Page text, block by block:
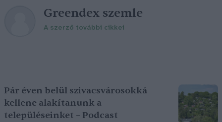
Greendex szemle
A szerző további cikkei
Pár éven belül szivacsvárosokká
kellene alakítanunk a
településeinket – Podcast